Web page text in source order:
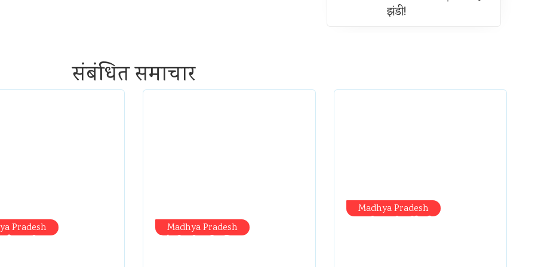
झंडी!
संबंधित समाचार
Pradesh Madhya Pradesh
Madhya Pradesh